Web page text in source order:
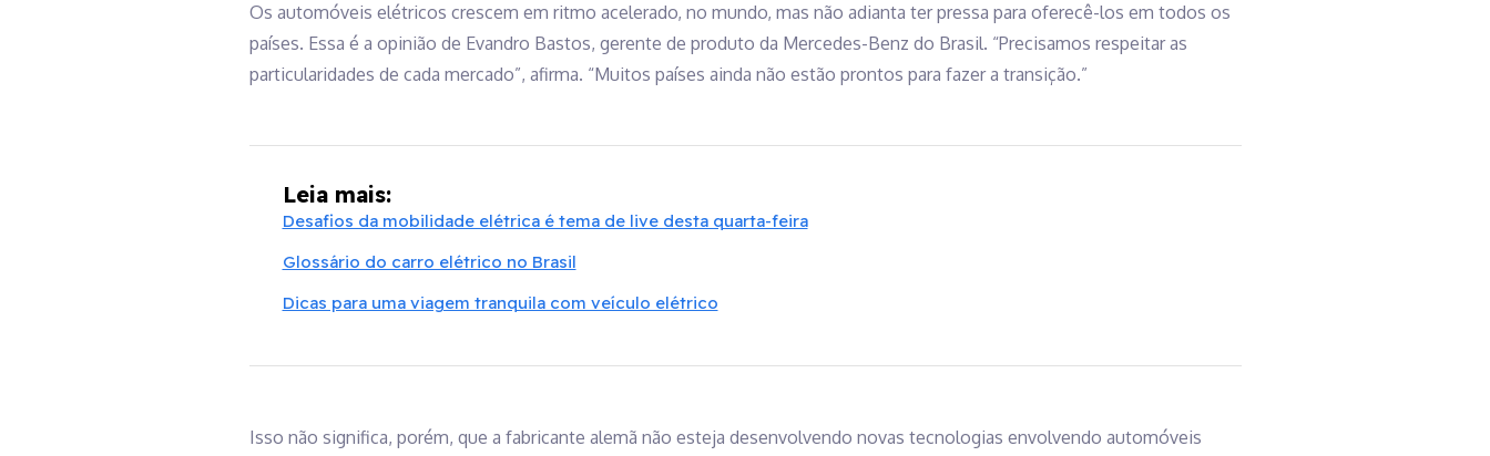
Os automóveis elétricos crescem em ritmo acelerado, no mundo, mas não adianta ter pressa para oferecê-los em todos os
países. Essa é a opinião de Evandro Bastos, gerente de produto da Mercedes-Benz do Brasil. “Precisamos respeitar as
particularidades de cada mercado”, afirma. “Muitos países ainda não estão prontos para fazer a transição.”
Leia mais:
Desafios da mobilidade elétrica é tema de live desta quarta-feira
Glossário do carro elétrico no Brasil
Dicas para uma viagem tranquila com veículo elétrico
Isso não significa, porém, que a fabricante alemã não esteja desenvolvendo novas tecnologias envolvendo automóveis